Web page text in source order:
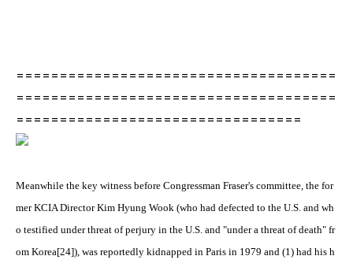
=====================================
=====================================
=================================
Meanwhile the key witness before Congressman Fraser's committee, the for
mer KCIA Director Kim Hyung Wook (who had defected to the U.S. and wh
o testified under threat of perjury in the U.S. and "under a threat of death" fr
om Korea[24]), was reportedly kidnapped in Paris in 1979 and (1) had his h